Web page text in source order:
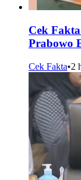
Cek
Prabowo
Cek Fakta•2